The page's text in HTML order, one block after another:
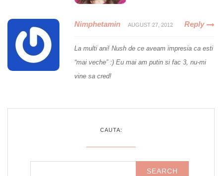
Nimphetamin AUGUST 27, 2012 Reply
La multi ani! Nush de ce aveam impresia ca esti
“mai veche” :) Eu mai am putin si fac 3, nu-mi
vine sa cred!
CAUTA: